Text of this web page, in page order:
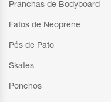
Pranchas de Bodyboard
Fatos de Neoprene
Pés de Pato
Skates
Ponchos